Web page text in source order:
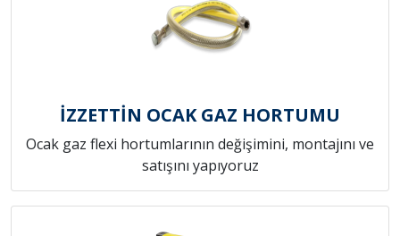
İZZETTİN OCAK GAZ HORTUMU
Ocak gaz flexi hortumlarının değişimini, montajını ve
satışını yapıyoruz